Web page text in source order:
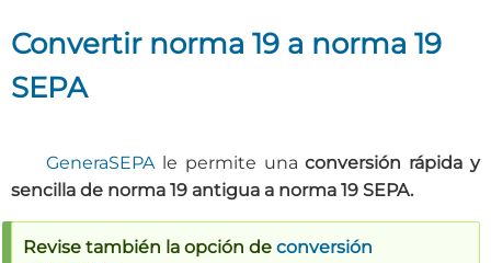
Convertir norma 19 a norma 19
SEPA
GeneraSEPAle permite unaconversión rápida y
sencilla de norma 19 antigua a norma 19 SEPA.
Revise también la opción de conversión